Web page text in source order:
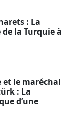
: La
la Turquie à
et le maréchal
: La
d’une